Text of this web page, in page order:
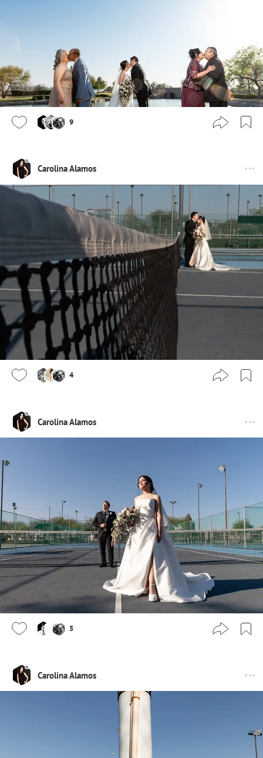
9
Carolina Alamos
4
Carolina Alamos
5
Carolina Alamos